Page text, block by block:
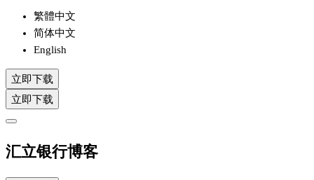
繁體中文
简体中文
English
立即下载
立即下载
汇立银行博客